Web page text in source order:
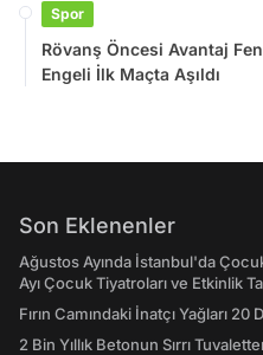
Spor
Rövanş Öncesi Avantaj
Engeli İlk Maçta Aşıldı
Son Eklenenler
Ağustos Ayında İstanbul'da
Ayı Çocuk Tiyatroları ve Etkinlik
Fırın Camındaki İnatçı Yağları
2 Bin Yıllık Betonun Sırrı